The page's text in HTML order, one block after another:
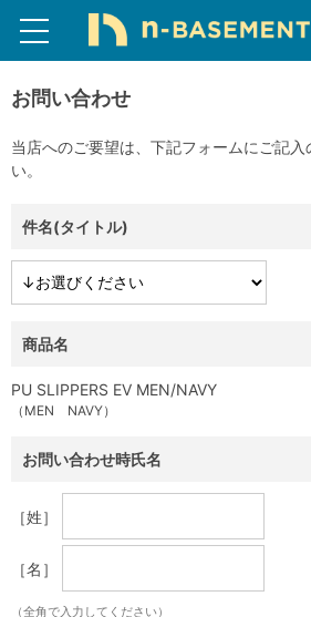
お問い合わせ
当店へのご要望は、下記フォームにご記入
い。
件名(タイトル)
商品名
PU SLIPPERS EV MEN/NAVY
（MEN NAVY）
お問い合わせ時氏名
［姓］
［名］
（全角で入力してください）